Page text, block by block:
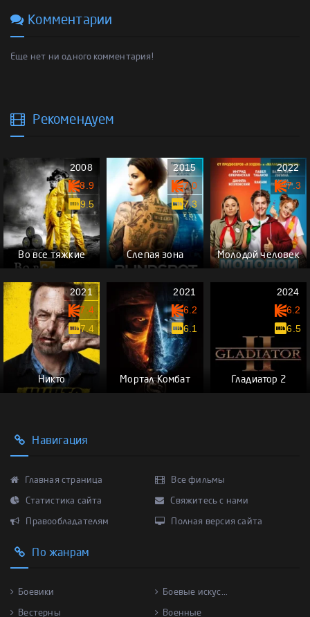
Комментарии
Еще нет ни одного комментария!
Рекомендуем
Во все тяжкие
2008
8.9
9.5
Слепая зона
2015
7.0
7.3
Молодой человек
2022
7.3
Никто
2021
7.4
7.4
Мортал Комбат
2021
6.2
6.1
Гладиатор 2
2024
6.2
6.5
Навигация
Главная страница Все фильмы
Статистика сайта Свяжитесь с нами
Правообладателям Полная версия сайта
По жанрам
Боевики Боевые искус...
Вестерны Военные